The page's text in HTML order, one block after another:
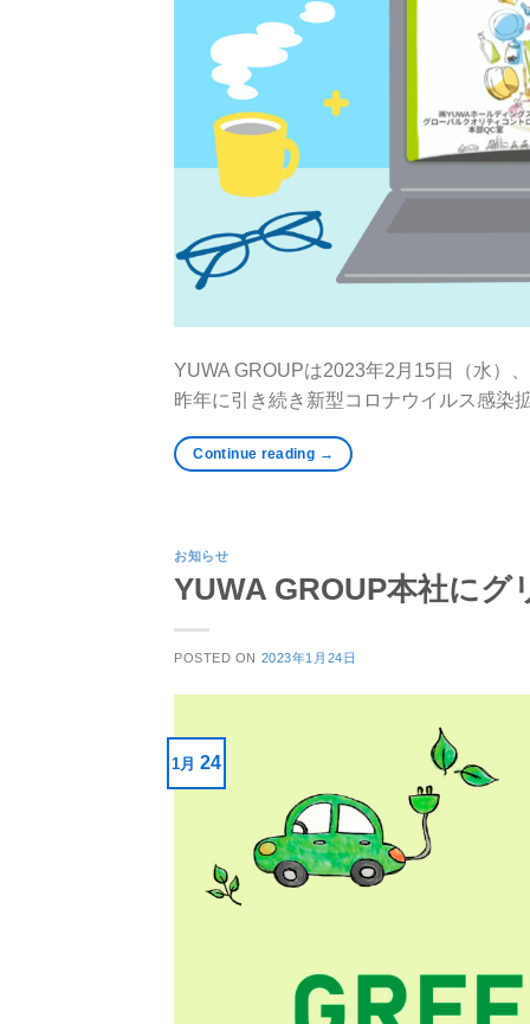
YUWA GROUPは2023年2月15日（水）
昨年に引き続き新型コロナウイルス感
Continue reading →
お知らせ
YUWA GROUP本社にグ
POSTED ON 2023年1月24日
1月 24